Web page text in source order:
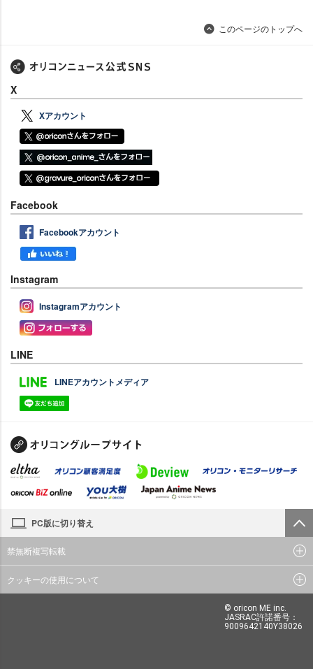
このページのトップへ
X
Xアカウント
Facebook
Facebookアカウント
Instagram
Instagramアカウント
LINE
LINEアカウントメディア
PC版に切り替え
禁無断複写転載
クッキーの使用について
© oricon ME inc.
JASRAC許諾番号：
9009642140Y38026